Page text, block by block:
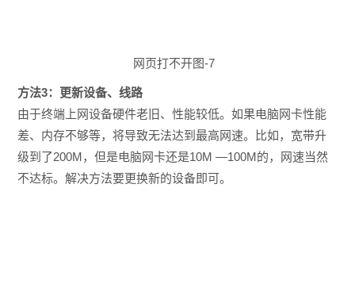
网页打不开图-7
方法3：更新设备、线路
由于终端上网设备硬件老旧、性能较低。如果电脑网卡性能
差、内存不够等，将导致无法达到最高网速。比如，宽带升
级到了200M，但是电脑网卡还是10M —100M的，网速当然
不达标。解决方法要更换新的设备即可。